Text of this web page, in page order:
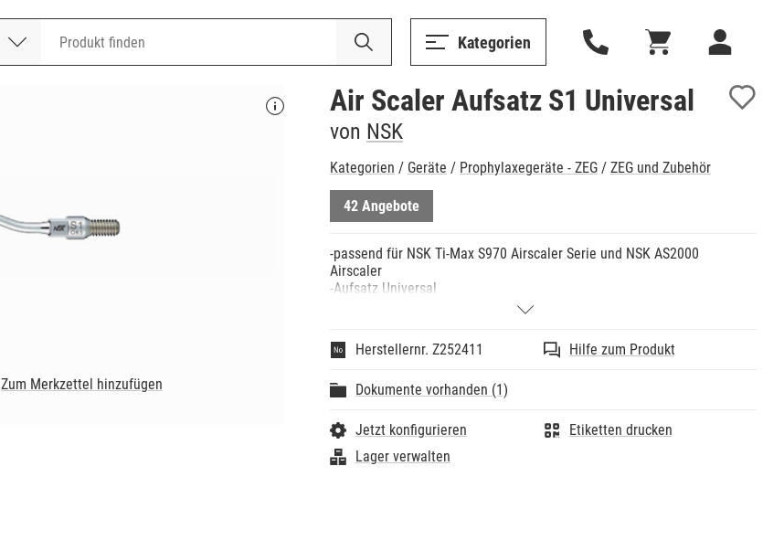
Kategorien
Zum Merkzettel hinzufügen
Air Scaler Aufsatz S1 Universal
von NSK
Kategorien / Geräte / Prophylaxegeräte - ZEG / ZEG und Zubehör
42 Angebote
-passend für NSK Ti-Max S970 Airscaler Serie und NSK AS2000
Airscaler
-Aufsatz Universal
Herstellernr. Z252411 Hilfe zum Produkt
Dokumente vorhanden (1)
Jetzt konfigurieren
Lager verwalten
Etiketten drucken